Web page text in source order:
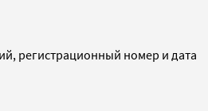
регистрационный номер и дата